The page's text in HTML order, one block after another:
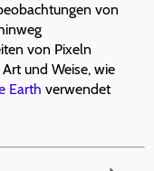
von
von Pixeln
und Weise, wie
Earth verwendet